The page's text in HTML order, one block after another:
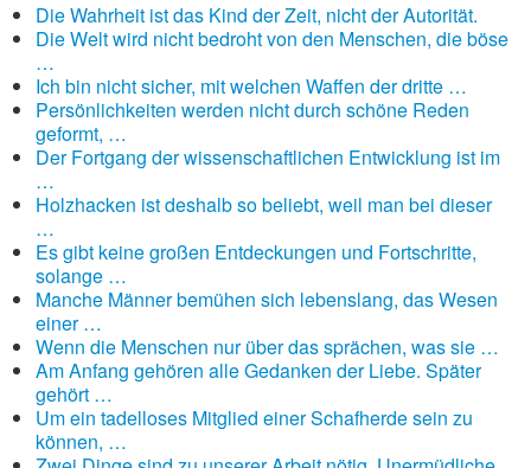
Die Wahrheit ist das Kind der Zeit, nicht der Autorität.
Die Welt wird nicht bedroht von den Menschen, die böse
…
Ich bin nicht sicher, mit welchen Waffen der dritte …
Persönlichkeiten werden nicht durch schöne Reden
geformt, …
Der Fortgang der wissenschaftlichen Entwicklung ist im
…
Holzhacken ist deshalb so beliebt, weil man bei dieser
…
Es gibt keine großen Entdeckungen und Fortschritte,
solange …
Manche Männer bemühen sich lebenslang, das Wesen
einer …
Wenn die Menschen nur über das sprächen, was sie …
Am Anfang gehören alle Gedanken der Liebe. Später
gehört …
Um ein tadelloses Mitglied einer Schafherde sein zu
können, …